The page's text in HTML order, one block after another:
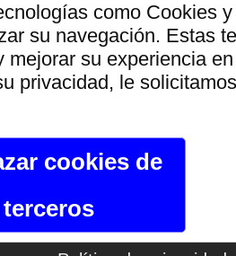
solo
más verdes
Aviso Legal
como Cookies
su navegación. Estas
mejorar su experiencia
privacidad, le
cookies de
terceros